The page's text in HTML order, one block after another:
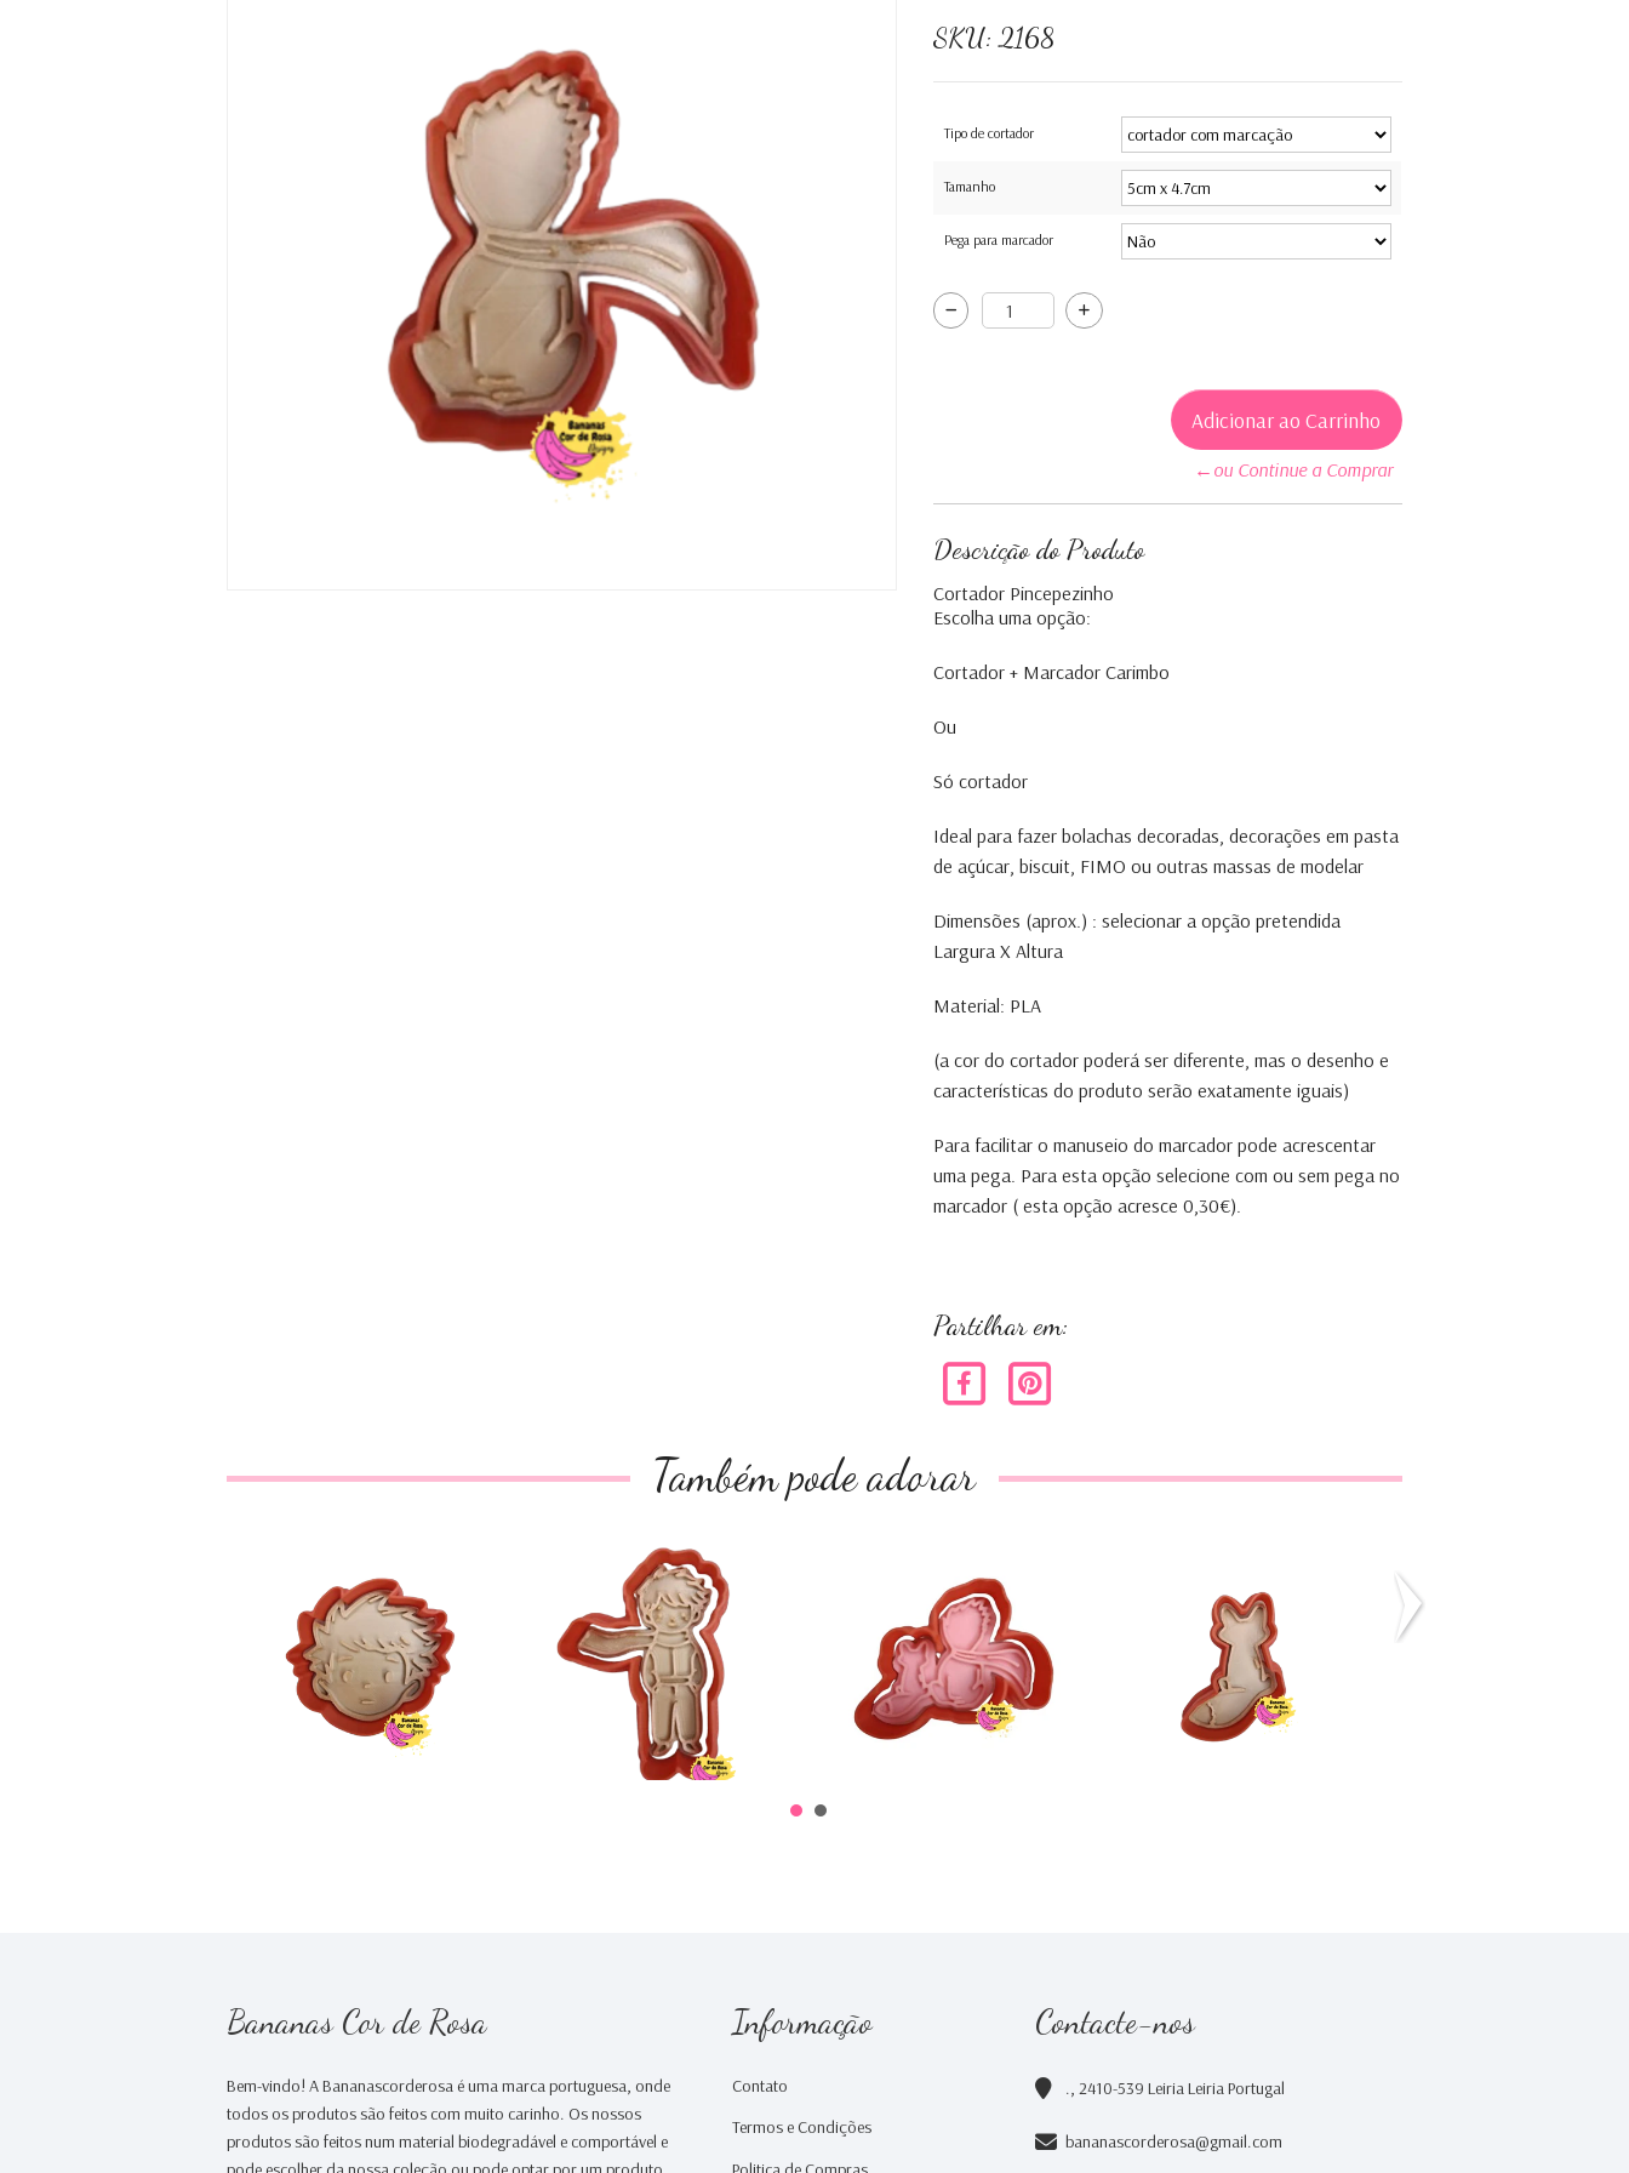
SKU:2168
Tipo de cortador
Tamanho
Pega para marcador
←ou Continue a Comprar
Descrição do Produto
Cortador Pincepezinho
Escolha uma opção:
Cortador + Marcador Carimbo
Ou
Só cortador
Ideal para fazer bolachas decoradas, decorações em pasta
de açúcar, biscuit, FIMO ou outras massas de modelar
Dimensões (aprox.) : selecionar a opção pretendida
Largura X Altura
Material: PLA
(a cor do cortador poderá ser diferente, mas o desenho e
características do produto serão exatamente iguais)
Para facilitar o manuseio do marcador pode acrescentar
uma pega. Para esta opção selecione com ou sem pega no
marcador ( esta opção acresce 0,30€).
Partilhar em:
Também pode adorar
Cortador Cara
Pincepezinho
€0,00
Pincepezinho
€0,00
Cortador Raposa e
Pincepezi...
€0,00
Cortador Raposa
Sebastião
Bananas Cor de Rosa
Bem-vindo! A Bananascorderosa é uma marca portuguesa, onde
todos os produtos são feitos com muito carinho. Os nossos
produtos são feitos num material biodegradável e comportável e
Informação
Contato
Termos e Condições
Contacte-nos
., 2410-539 Leiria Leiria Portugal
bananascorderosa@gmail.com